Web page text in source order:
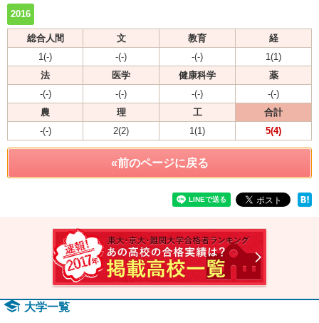
2016
総合人間 文 教育
経
1(-)
-(-) -(-)
1(1)
法
医学 健康科学
薬
-(-)
-(-) -(-)
-(-)
農
理 工
合計
-(-)
2(2) 1(1) 5(4)
«前のページに戻る
大学一覧